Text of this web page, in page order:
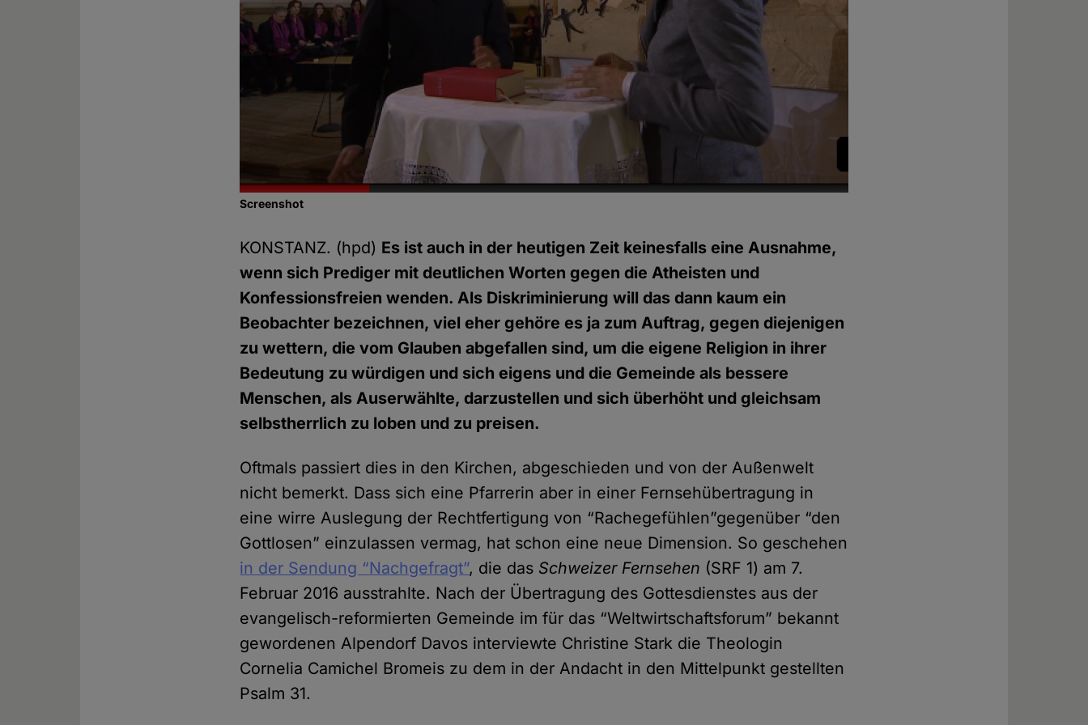
Screenshot
KONSTANZ. (hpd) Es ist auch in der heutigen Zeit keinesfalls eine Ausnahme,
wenn sich Prediger mit deutlichen Worten gegen die Atheisten und
Konfessionsfreien wenden. Als Diskriminierung will das dann kaum ein
Beobachter bezeichnen, viel eher gehöre es ja zum Auftrag, gegen diejenigen
zu wettern, die vom Glauben abgefallen sind, um die eigene Religion in ihrer
Bedeutung zu würdigen und sich eigens und die Gemeinde als bessere
Menschen, als Auserwählte, darzustellen und sich überhöht und gleichsam
selbstherrlich zu loben und zu preisen.
Oftmals passiert dies in den Kirchen, abgeschieden und von der Außenwelt
nicht bemerkt. Dass sich eine Pfarrerin aber in einer Fernsehübertragung in
eine wirre Auslegung der Rechtfertigung von “Rachegefühlen”gegenüber “den
Gottlosen” einzulassen vermag, hat schon eine neue Dimension. So geschehen
in der Sendung “Nachgefragt”, die das Schweizer Fernsehen (SRF 1) am 7.
Februar 2016 ausstrahlte. Nach der Übertragung des Gottesdienstes aus der
evangelisch-reformierten Gemeinde im für das “Weltwirtschaftsforum” bekannt
gewordenen Alpendorf Davos interviewte Christine Stark die Theologin
Cornelia Camichel Bromeis zu dem in der Andacht in den Mittelpunkt gestellten
Psalm 31.